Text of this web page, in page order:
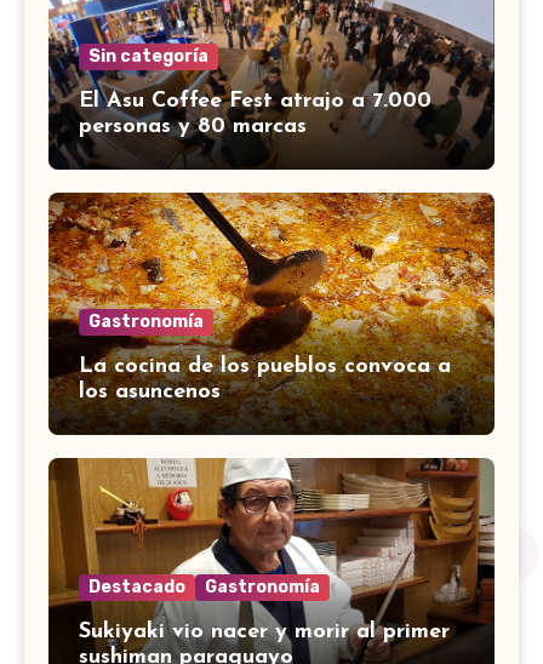
Sin categoría
El Asu Coffee Fest atrajo a 7.000
personas y 80 marcas
Gastronomía
La cocina de los pueblos convoca a
los asuncenos
Destacado Gastronomía
Sukiyaki vio nacer y morir al primer
sushiman paraguayo